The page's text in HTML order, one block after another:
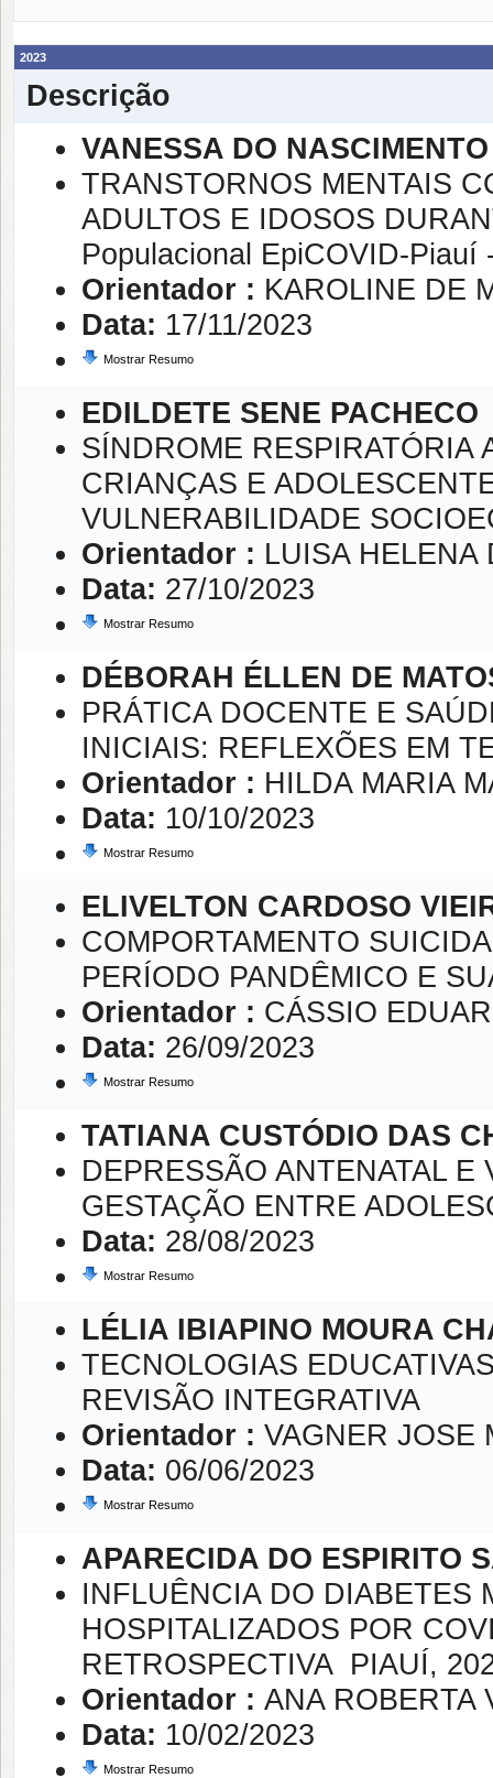
2023
Descrição
VANESSA DO
TRANSTORNOS MENTAIS
ADULTOS E IDOSOS
Populacional EpiCOVID-Piauí
Orientador : KAROLINE DE
Data: 17/11/2023
Mostrar Resumo
EDILDETE SENE PACHECO
SÍNDROME RESPIRATÓRIA
CRIANÇAS E
VULNERABILIDADE
Orientador : LUISA HELENA
Data: 27/10/2023
Mostrar Resumo
DÉBORAH ÉLLEN DE
PRÁTICA DOCENTE E
INICIAIS: REFLEXÕES EM
Orientador : HILDA MARIA
Data: 10/10/2023
Mostrar Resumo
ELIVELTON CARDOSO
COMPORTAMENTO
PERÍODO PANDÊMICO E
Orientador : CÁSSIO
Data: 26/09/2023
Mostrar Resumo
TATIANA CUSTÓDIO DAS
DEPRESSÃO ANTENATAL
GESTAÇÃO ENTRE
Data: 28/08/2023
Mostrar Resumo
LÉLIA IBIAPINO MOURA
TECNOLOGIAS
REVISÃO INTEGRATIVA
Orientador : VAGNER JOSE
Data: 06/06/2023
Mostrar Resumo
APARECIDA DO ESPIRITO
INFLUÊNCIA DO DIABETES
HOSPITALIZADOS POR
RETROSPECTIVA  PIAUÍ,
Orientador : ANA ROBERTA
Data: 10/02/2023
Mostrar Resumo